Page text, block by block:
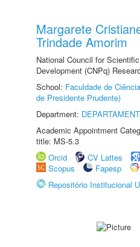
Margarete
Trindade Amorim
National Council for
Development (CNPq)
School: Faculdade de
de Presidente Prudente)
Department:
Academic Appointment
title: MS-5.3
Orcid
CV Lattes
Scopus
Fapesp
Repositório Institucional